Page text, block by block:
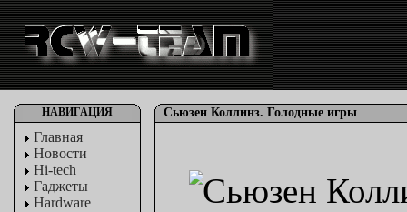
НАВИГАЦИЯ
Главная
Новости
Hi-tech
Гаджеты
Hardware
Сьюзен Коллинз. Голодные игры